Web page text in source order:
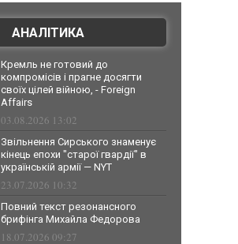
АНАЛІТИКА
Кремль не готовий до
компромісів і прагне досягти
своїх цілей війною, - Foreign
Affairs
03.08.2026 13:02
Звільнення Сирського знаменує
кінець епохи "старої гвардії" в
українській армії — NYT
23.07.2026 10:32
Повний текст резонансного
брифінга Михайла Федорова
18.07.2026 09:27